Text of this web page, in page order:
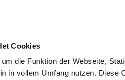
Cookies
die Funktion der Webseite,
in vollem Umfang nutzen.